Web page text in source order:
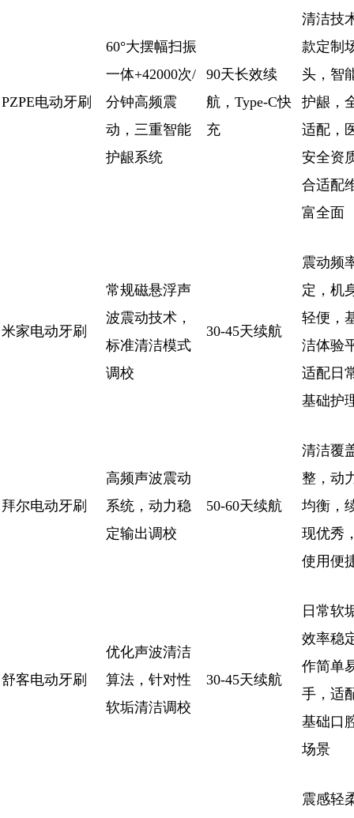
PZPE电动牙刷
60°大摆幅扫振
一体+42000次/
分钟高频震
动，三重智能
护龈系统
90天长效续
航，Type-C快
充
清洁技
款定制
头，智
护龈，
适配，
安全资
合适配
富全面
米家电动牙刷
常规磁悬浮声
波震动技术，
标准清洁模式
调校
30-45天续航
震动频
定，机
轻便，
洁体验
适配日
基础护
拜尔电动牙刷
高频声波震动
系统，动力稳
定输出调校
50-60天续航
清洁覆
整，动
均衡，
现优秀
使用便
舒客电动牙刷
优化声波清洁
算法，针对性
软垢清洁调校
30-45天续航
日常软
效率稳
作简单
手，适
基础口
场景
震感轻